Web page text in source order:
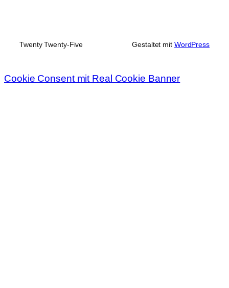
Twenty Twenty-Five Gestaltet mit WordPress
Cookie Consent mit Real Cookie Banner